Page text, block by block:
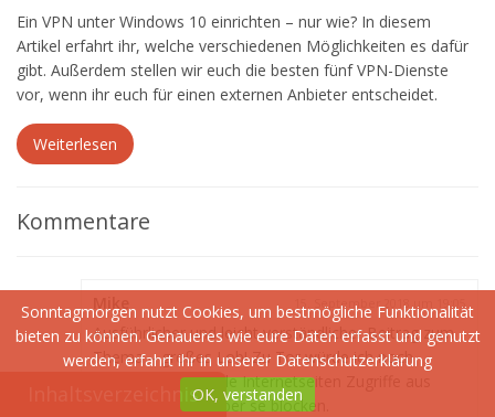
Ein VPN unter Windows 10 einrichten – nur wie? In diesem
Artikel erfahrt ihr, welche verschiedenen Möglichkeiten es dafür
gibt. Außerdem stellen wir euch die besten fünf VPN-Dienste
vor, wenn ihr euch für einen externen Anbieter entscheidet.
Weiterlesen
Kommentare
15. September 2018 um 19:05
Ausführlicher und leicht verständlicher Beitrag zum
Thema – großes Lob! Zu Tor würde ich noch
ergänzen, dass viele Internetseiten Zugriffe aus
diesem Netzwerk per se blocken.
Inhaltsverzeichnis
Sonntagmorgen nutzt Cookies, um bestmögliche Funktionalität
bieten zu können. Genaueres wie eure Daten erfasst und genutzt
werden, erfahrt ihr in unserer Datenschutzerklärung
OK, verstanden